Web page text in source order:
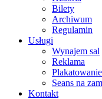
Bilety
Archiwum
Regulamin
Usługi
Wynajem sal
Reklama
Plakatowanie
Seans na
Kontakt